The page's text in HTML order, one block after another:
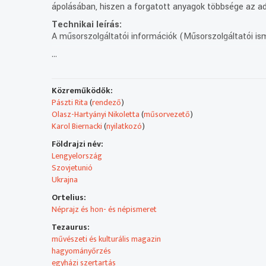
ápolásában, hiszen a forgatott anyagok többsége az
Technikai leírás:
A műsorszolgáltatói információk (Műsorszolgáltatói
Műsorszolgáltatói ismertető:
Április 22. a Föld Napja. A világmozgalom célja, hogy
élhetőbb bolygót teremtsünk.
Mindehhez cselekednünk kell és közben pedig nem
- KATINY ÉS SZMOLENSZK
Az április szomorú hónap a lengyel legújabbkori
emlékeztek meg. A két tragédia azonban nem csak a
- ÖRMÉNY IDENTITÁS
mindannyian másként kötődnek az örménységhez.
- Greening of the Planet
...
Közreműködők:
Pászti Rita(rendező)
Olasz-Hartyányi Nikoletta(műsorvezető)
Karol Biernacki(nyilatkozó)
Földrajzi név:
Lengyelország
Szovjetunió
Ukrajna
Ortelius:
Néprajz és hon- és népismeret
Tezaurus:
művészeti és kulturális magazin
hagyományőrzés
egyházi szertartás